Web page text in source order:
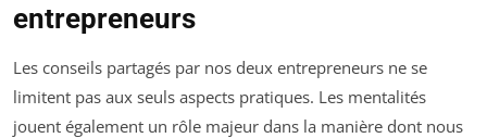
entrepreneurs
Les conseils partagés par nos deux entrepreneurs ne se
limitent pas aux seuls aspects pratiques. Les mentalités
jouent également un rôle majeur dans la manière dont nous